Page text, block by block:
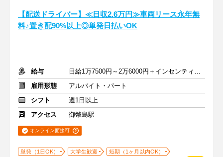
【配送ドライバー】≪日収2.6万円≫車両リース永年無
料♪置き配90%以上◎単発日払いOK
給与
日給1万7500円～2万6000円＋インセンティブあり
雇用形態
アルバイト・パート
シフト
週1日以上
アクセス
御幣島駅
オンライン面接可
単発（1日OK） 大学生歓迎
短期（1ヶ月以内OK）